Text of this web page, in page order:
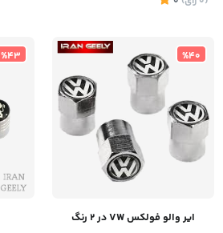
%40
ایر والو فولکس VW در ۲ رنگ
%43